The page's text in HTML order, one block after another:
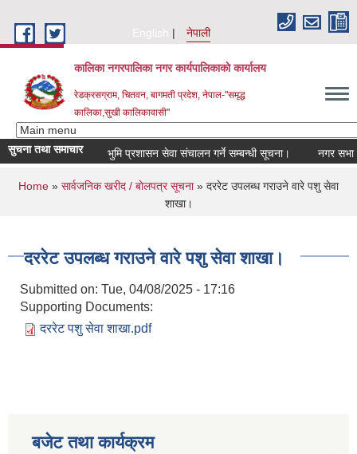
English
नेपाली
कालिका नगरपालिका नगर कार्यपालिकाकाे कार्यालय
रेडक्रसग्राम, चितवन, बागमती प्रदेश, नेपाल-"समृद्ध
कालिका,सुखी कालिकावासी"
सुचना तथा समाचार भुमि प्रशासन सेवा संचालन गर्ने सम्बन्धी सूचना। नगर सभा
You are here
Home » सार्वजनिक खरीद / बाेलपत्र सूचना» दररेट उपलब्ध गराउने वारे पशु सेवा
शाखा।
दररेट उपलब्ध गराउने वारे पशु सेवा शाखा।
Submitted on: Tue, 04/08/2025 - 17:16
Supporting Documents:
दररेट पशु सेवा शाखा.pdf
बजेट तथा कार्यक्रम